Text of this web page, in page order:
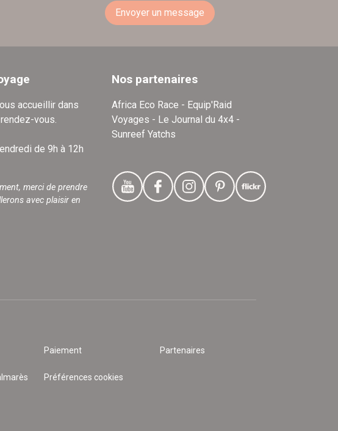
Envoyer un message
accueillir dans
vous.
de 9h à 12h
merci de prendre
avec plaisir en
Nos partenaires
Africa Eco Race - Equip'Raid
Voyages - Le Journal du 4x4 -
Sunreef Yatchs
Paiement Partenaires
Préférences cookies